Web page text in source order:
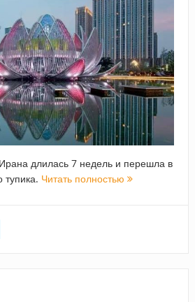
длилась 7 недель и перешла в
тупика. Читать полностью